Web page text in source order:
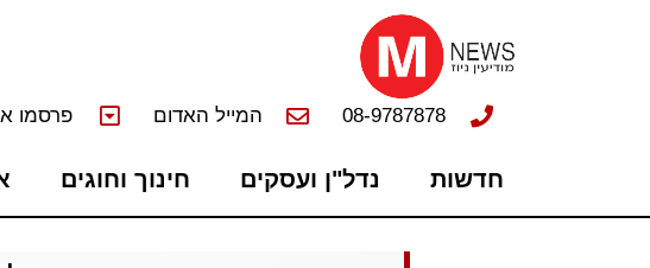
08-9787878 המייל האדום פרסמו
חדשות נדל"ן ועסקים חינוך וחוגים